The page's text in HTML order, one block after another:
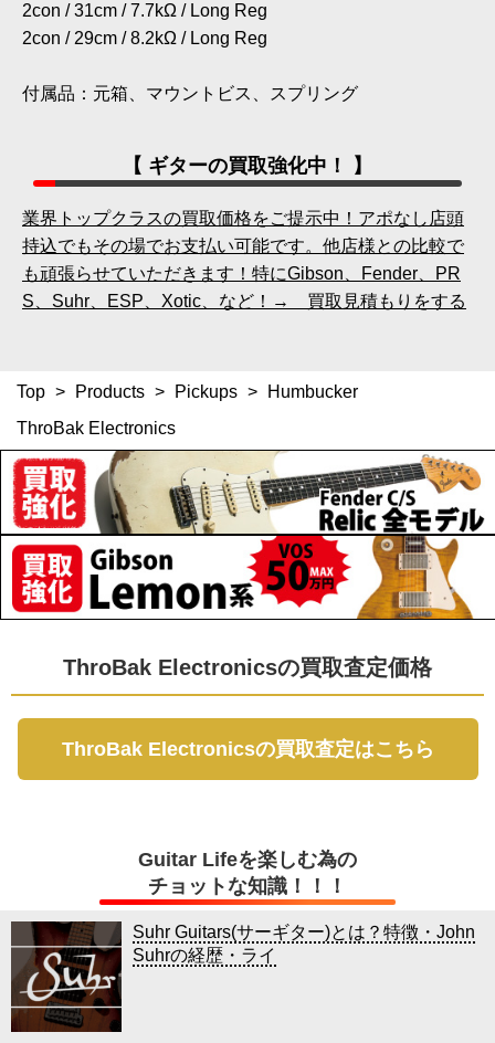
2con / 31cm / 7.7kΩ / Long Reg
2con / 29cm / 8.2kΩ / Long Reg
付属品：元箱、マウントビス、スプリング
【 ギターの買取強化中！ 】
業界トップクラスの買取価格をご提示中！アポなし店頭
持込でもその場でお支払い可能です。他店様との比較で
も頑張らせていただきます！特にGibson、Fender、PR
S、Suhr、ESP、Xotic、など！→ 買取見積もりをする
Top > Products > Pickups >
Humbucker
ThroBak Electronics
ThroBak Electronicsの買取査定価格
ThroBak Electronicsの買取査定はこちら
Guitar Lifeを楽しむ為の
チョットな知識！！！
Suhr Guitars(サーギター)とは？特徴・John
Suhrの経歴・ライ